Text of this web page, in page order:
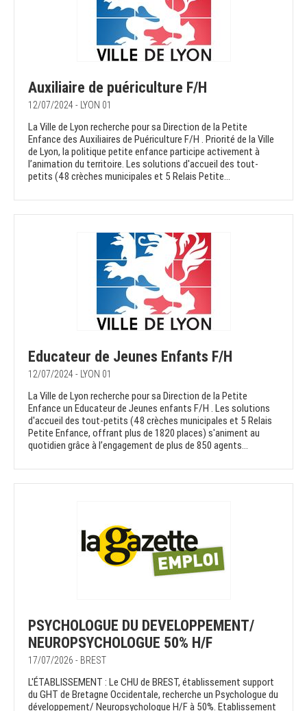
Auxiliaire de puériculture F/H
12/07/2024 - LYON 01
La Ville de Lyon recherche pour sa Direction de la Petite
Enfance des Auxiliaires de Puériculture F/H . Priorité de la Ville
de Lyon, la politique petite enfance participe activement à
l’animation du territoire. Les solutions d'accueil des tout-
petits (48 crèches municipales et 5 Relais Petite...
Educateur de Jeunes Enfants F/H
12/07/2024 - LYON 01
La Ville de Lyon recherche pour sa Direction de la Petite
Enfance un Educateur de Jeunes enfants F/H . Les solutions
d'accueil des tout-petits (48 crèches municipales et 5 Relais
Petite Enfance, offrant plus de 1820 places) s'animent au
quotidien grâce à l’engagement de plus de 850 agents...
PSYCHOLOGUE DU DEVELOPPEMENT/
NEUROPSYCHOLOGUE 50% H/F
17/07/2026 - BREST
L'ÉTABLISSEMENT : Le CHU de BREST, établissement support
du GHT de Bretagne Occidentale, recherche un Psychologue du
développement/ Neuropsychologue H/F à 50%. Etablissement